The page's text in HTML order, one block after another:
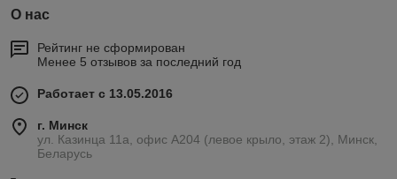
О нас
Рейтинг не сформирован
Менее 5 отзывов за последний год
Работает с 13.05.2016
г. Минск
ул. Казинца 11а, офис А204 (левое крыло, этаж 2), Минск,
Беларусь